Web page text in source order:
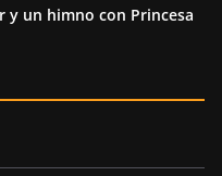
y un himno con Princesa